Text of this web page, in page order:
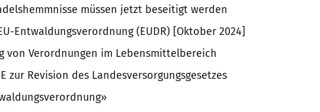
müssen jetzt beseitigt werden
Entwaldungsverordnung (EUDR) [Oktober 2024]
von Verordnungen im Lebensmittelbereich
zur Revision des Landesversorgungsgesetzes